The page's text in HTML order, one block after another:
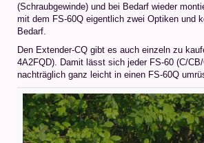
(Schraubgewinde) und bei Bedarf wieder
mit dem FS-60Q eigentlich zwei Optiken und
Bedarf.
Den Extender-CQ gibt es auch einzeln zu
4A2FQD). Damit lässt sich jeder FS-60 (C/
nachträglich ganz leicht in einen FS-60Q